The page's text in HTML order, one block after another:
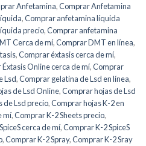
Anfetamina,Comprar Anfetamina
,Comprar anfetamina líquida
precio,Comprar anfetamina
Cerca de mí,Comprar DMT en línea,
,Comprar éxtasis cerca de mí,
Online cerca de mí,Comprar
Lsd,Comprar gelatina de Lsd en línea,
de Lsd Online,Comprar hojas de Lsd
de Lsd precio,Comprar hojas K-2 en
mí,Comprar K-2 Sheets precio,
cerca de mí,Comprar K-2 SpiceS
,Comprar K-2 Spray,Comprar K-2 Sray